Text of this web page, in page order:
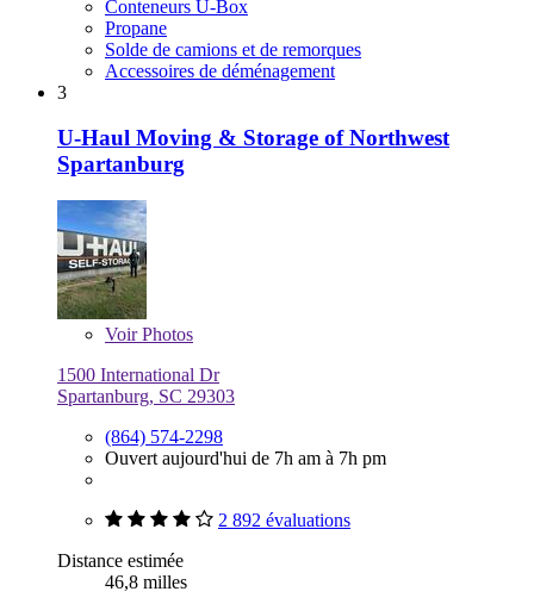
Conteneurs U-Box
Propane
Solde de camions et de remorques
Accessoires de déménagement
3
U-Haul Moving & Storage of Northwest
Spartanburg
VoirPhotos
1500 International Dr
Spartanburg, SC 29303
(864) 574-2298
Ouvert aujourd'hui de 7h am à 7h pm
2 892 évaluations
Distance estimée
46,8 milles